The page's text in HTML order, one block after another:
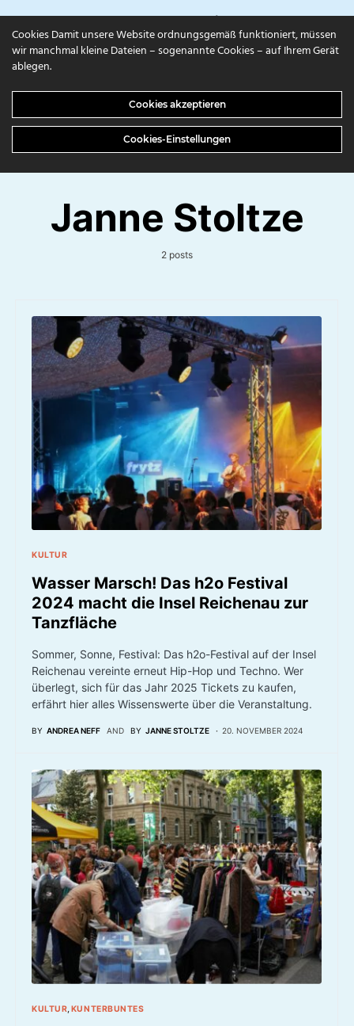
campuls.online
Janne Stoltze
2 posts
KULTUR
Wasser Marsch! Das h2o Festival
2024 macht die Insel Reichenau zur
Tanzfläche
Sommer, Sonne, Festival: Das h2o-Festival auf der Insel
Reichenau vereinte erneut Hip-Hop und Techno. Wer
überlegt, sich für das Jahr 2025 Tickets zu kaufen,
erfährt hier alles Wissenswerte über die Veranstaltung.
BY ANDREA NEFF AND BY JANNE STOLTZE 20. NOVEMBER 2024
KULTUR KUNTERBUNTES
Cookies Damit unsere Website ordnungsgemäß funktioniert, müssen
wir manchmal kleine Dateien – sogenannte Cookies – auf Ihrem Gerät
ablegen.
Cookies akzeptieren
Cookies-Einstellungen